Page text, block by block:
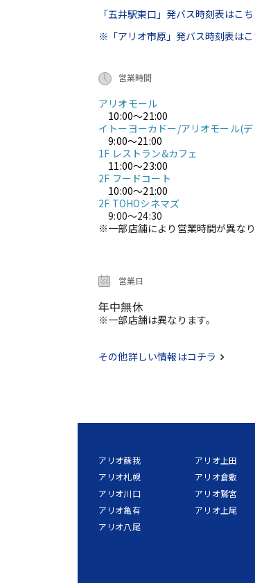
「五井駅東口」発バス時刻表はこち
※「アリオ市原」発バス時刻表はこ
営業時間
アリオモール
10:00～21:00
イトーヨーカドー/アリオモール(
9:00～21:00
1F レストラン&カフェ
11:00～23:00
2F フードコート
10:00～21:00
2F TOHOシネマズ
9:00～24:30
※一部店舗により営業時間が異なり
営業日
年中無休
※一部店舗は異なります。
その他詳しい情報はコチラ
アリオ蘇我
アリオ札幌
アリオ川口
アリオ亀有
アリオ八尾
アリオ上田
アリオ倉敷
アリオ鷲宮
アリオ上尾